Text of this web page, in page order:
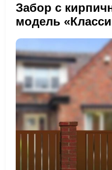
Забор с
модель